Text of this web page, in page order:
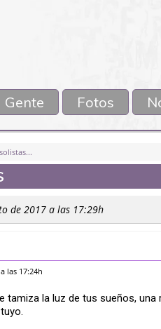
Gente Fotos
de 2017 a las 17:29h
las 17:24h
tamiza la luz de tus sueños,